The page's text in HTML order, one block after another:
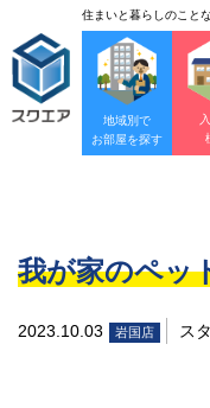
住まいと暮らしのこと
地域別で
お部屋を探す
我が家のペッ
2023.10.03 岩国店 ス